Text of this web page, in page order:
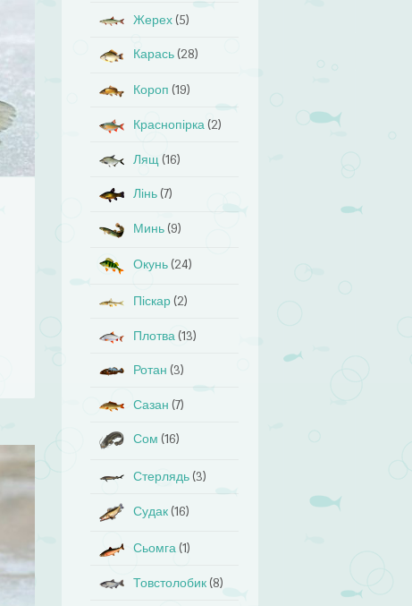
Жерех (5)
Карась (28)
Короп (19)
Краснопірка (2)
Лящ (16)
Лінь (7)
Минь (9)
Окунь (24)
Піскар (2)
Плотва (13)
Ротан (3)
Сазан (7)
Сом (16)
Стерлядь (3)
Судак (16)
Сьомга (1)
Товстолобик (8)